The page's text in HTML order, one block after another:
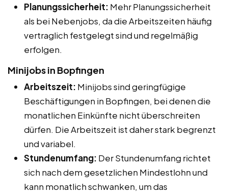
Planungssicherheit: Mehr Planungssicherheit
als bei Nebenjobs, da die Arbeitszeiten häufig
vertraglich festgelegt sind und regelmäßig
erfolgen.
Minijobs in Bopfingen
Arbeitszeit: Minijobs sind geringfügige
Beschäftigungen in Bopfingen, bei denen die
monatlichen Einkünfte nicht überschreiten
dürfen. Die Arbeitszeit ist daher stark begrenzt
und variabel.
Stundenumfang: Der Stundenumfang richtet
sich nach dem gesetzlichen Mindestlohn und
kann monatlich schwanken, um das